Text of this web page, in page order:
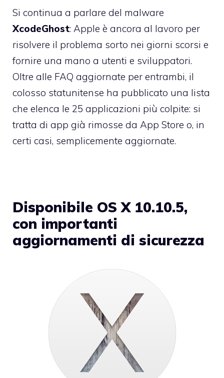
Si continua a parlare del malware
XcodeGhost: Apple è ancora al lavoro per
risolvere il problema sorto nei giorni scorsi e
fornire una mano a utenti e sviluppatori.
Oltre alle FAQ aggiornate per entrambi, il
colosso statunitense ha pubblicato una lista
che elenca le 25 applicazioni più colpite: si
tratta di app già rimosse da App Store o, in
certi casi, semplicemente aggiornate.
Disponibile OS X 10.10.5,
con importanti
aggiornamenti di sicurezza